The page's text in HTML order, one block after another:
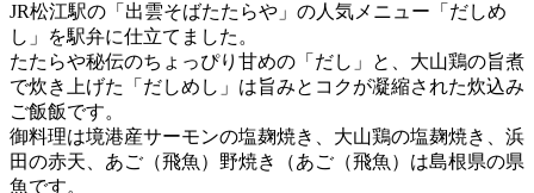
JR松江駅の「出雲そばたたらや」の人気メニュー「だしめ
し」を駅弁に仕立てました。
たたらや秘伝のちょっぴり甘めの「だし」と、大山鶏の旨煮
で炊き上げた「だしめし」は旨みとコクが凝縮された炊込み
ご飯飯です。
御料理は境港産サーモンの塩麹焼き、大山鶏の塩麹焼き、浜
田の赤天、あご（飛魚）野焼き（あご（飛魚）は島根県の県
魚です。